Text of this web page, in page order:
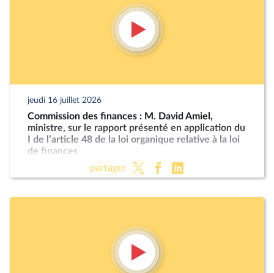
jeudi 16 juillet 2026
Commission des finances : M. David Amiel,
ministre, sur le rapport présenté en application du
I de l’article 48 de la loi organique relative à la loi
de finances
partager